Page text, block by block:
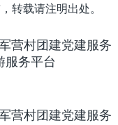
转载请注明出处。